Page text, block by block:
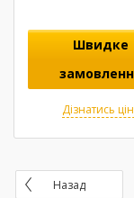
Швидке
Дізнатись
Назад